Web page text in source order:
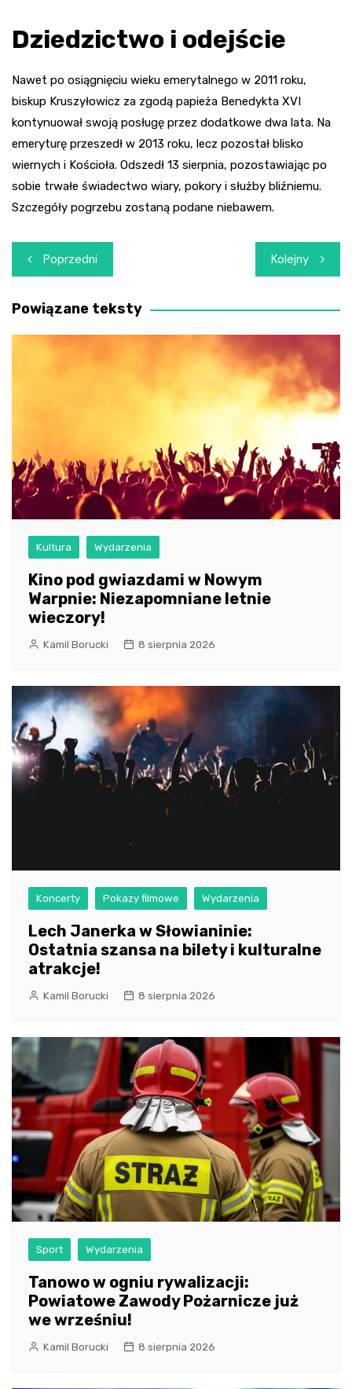
Dziedzictwo i odejście
Nawet po osiągnięciu wieku emerytalnego w 2011 roku,
biskup Kruszyłowicz za zgodą papieża Benedykta XVI
kontynuował swoją posługę przez dodatkowe dwa lata. Na
emeryturę przeszedł w 2013 roku, lecz pozostał blisko
wiernych i Kościoła. Odszedł 13 sierpnia, pozostawiając po
sobie trwałe świadectwo wiary, pokory i służby bliźniemu.
Szczegóły pogrzebu zostaną podane niebawem.
Nawigacja
wpisu
Poprzedni Kolejny
Powiązane teksty
Kultura Wydarzenia
Kino pod gwiazdami w Nowym
Warpnie: Niezapomniane letnie
wieczory!
Kamil Borucki 8 sierpnia 2026
Koncerty Pokazy filmowe Wydarzenia
Lech Janerka w Słowianinie:
Ostatnia szansa na bilety i kulturalne
atrakcje!
Kamil Borucki 8 sierpnia 2026
Sport Wydarzenia
Tanowo w ogniu rywalizacji:
Powiatowe Zawody Pożarnicze już
we wrześniu!
Kamil Borucki 8 sierpnia 2026